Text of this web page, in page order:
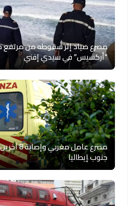
مصرع صياد إثر سقوطه من
“أركسيس” في سيدي إفني
مصرع عامل
جنوب إيطاليا